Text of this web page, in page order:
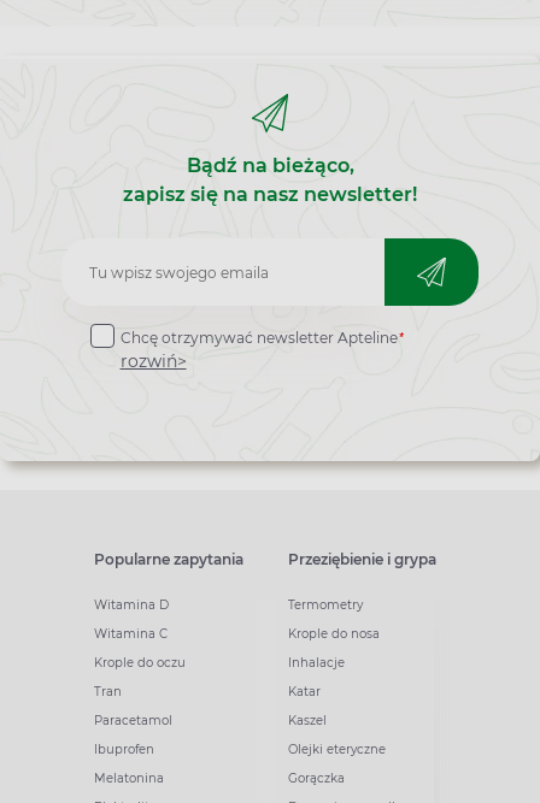
Bądź na bieżąco,
zapisz się na nasz newsletter!
Zapisz
do
newslettera
Chcę otrzymywać newsletter Apteline*
rozwiń>
Popularne zapytania
Witamina D
Witamina C
Krople do oczu
Tran
Paracetamol
Ibuprofen
Melatonina
Przeziębienie i grypa
Termometry
Krople do nosa
Inhalacje
Katar
Kaszel
Olejki eteryczne
Gorączka